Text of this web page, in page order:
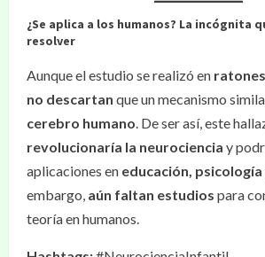
¿Se aplica a los humanos? La incógnita
resolver
Aunque el estudio se realizó en ratones
no descartan que un mecanismo
cerebro humano. De ser así, este
revolucionaría la neurociencia y
aplicaciones en educación,
embargo, aún faltan estudios para
teoría en humanos.